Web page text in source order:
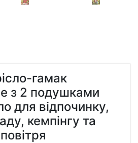
гамак
з 2 подушками
для відпочинку,
кемпінгу та